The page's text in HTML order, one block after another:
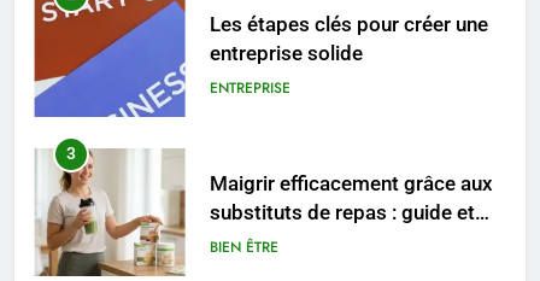
Les étapes clés pour créer une
entreprise solide
ENTREPRISE
3
Maigrir efficacement grâce aux
substituts de repas : guide et
conseils pratiques
BIEN ÊTRE